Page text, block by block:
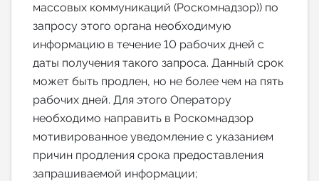
массовых коммуникаций (Роскомнадзор)) по
запросу этого органа необходимую
информацию в течение 10 рабочих дней с
даты получения такого запроса. Данный срок
может быть продлен, но не более чем на пять
рабочих дней. Для этого Оператору
необходимо направить в Роскомнадзор
мотивированное уведомление с указанием
причин продления срока предоставления
запрашиваемой информации;